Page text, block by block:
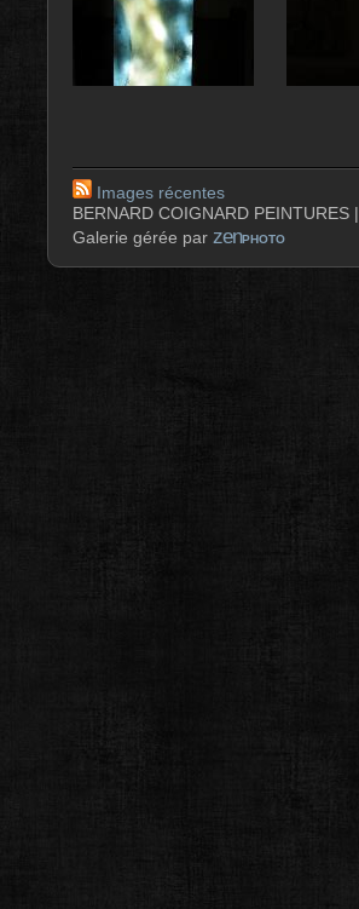
Images récentes
BERNARD COIGNARD PEINTURES |
Galerie gérée par zenPHOTO